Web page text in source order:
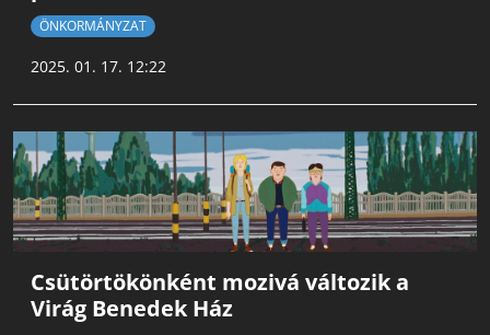
ÖNKORMÁNYZAT
2025. 01. 17. 12:22
Csütörtökönként mozivá változik a
Virág Benedek Ház